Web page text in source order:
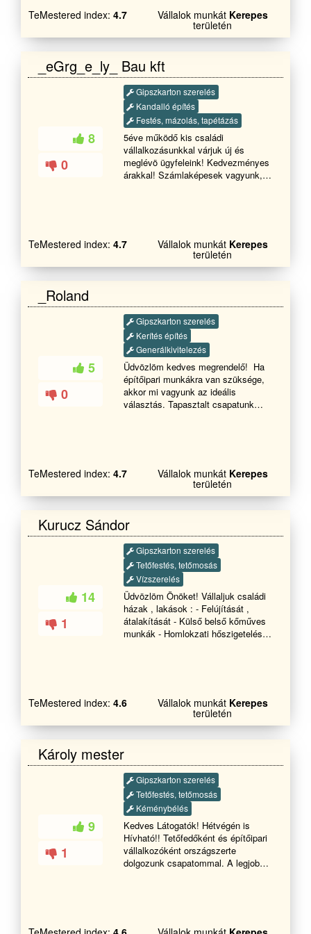
az átadót munkàinkal és bizalomal
merjenek későbiekben ajánlani
TeMestered index: 4.7 Vállalok munkát Kerepes
területén
_eGrg_e_ly_ Bau kft
8
0
Gipszkarton szerelés
Kandalló építés
Festés, mázolás, tapétázás
5éve működő kis családi
vállalkozásunkkal várjuk új és
meglévö ügyfeleink! Kedvezményes
árakkal! Számlaképesek vagyunk,
TeMestered index: 4.7 Vállalok munkát Kerepes
területén
_Roland
5
0
Gipszkarton szerelés
Kerítés építés
Generálkivitelezés
Üdvözlöm kedves megrendelő! Ha
építőipari munkákra van szüksége,
akkor mi vagyunk az ideális
választás. Tapasztalt csapatunk
körülményekhez, így biztosítjuk,
hogy mindig a legjobb megoldást
elégedettsége az elsődleges
szempont. A csapatunk kreatív és
problémamegoldó képességgel
rendelkezik, így garantáljuk, hogy
minden projekt megfeleljen az Ön
igényeinek és elvárásainak. Ha
kérdése van, vagy szeretné
megrendelni a szolgáltatásainkat,
akkor keressen minket bátran. Mi
mindenben a segítségére leszünk,
TeMestered index: 4.7 Vállalok munkát Kerepes
területén
Kurucz Sándor
14
1
Gipszkarton szerelés
Tetőfestés, tetőmosás
Vízszerelés
Üdvözlöm Önöket! Vállaljuk családi
házak , lakások : - Felújítását ,
átalakítását - Külső belső kőműves
munkák - Homlokzati hőszigetelés -
TeMestered index: 4.6 Vállalok munkát Kerepes
területén
Károly mester
9
1
Gipszkarton szerelés
Tetőfestés, tetőmosás
Kéménybélés
Kedves Látogatók! Hétvégén is
Hívható!! Tetőfedőként és építőipari
vállalkozóként országszerte
dolgozunk csapatommal. A legjobb